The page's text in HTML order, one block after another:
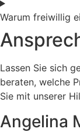
Warum freiwillig
Lassen Sie sich
beraten, welche
Sie mit unserer
Angelina